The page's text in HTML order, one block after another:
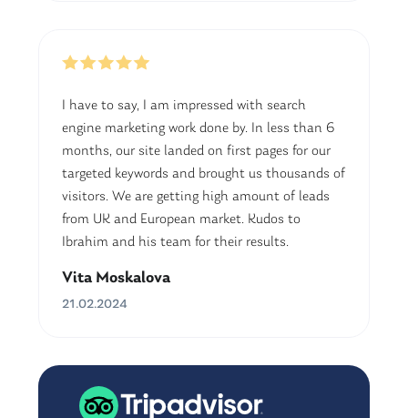
I have to say, I am impressed with search
engine marketing work done by. In less than 6
months, our site landed on first pages for our
targeted keywords and brought us thousands of
visitors. We are getting high amount of leads
from UK and European market. Kudos to
Ibrahim and his team for their results.
Vita Moskalova
21.02.2024